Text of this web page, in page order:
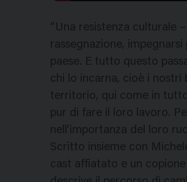
“Una resistenza culturale
rassegnazione,
paese. E tutto questo
chi lo incarna, cioè i nostri
territorio, qui come in
pur di fare il loro lavoro.
nell’importanza del loro
Scritto insieme con
cast affiatato e un